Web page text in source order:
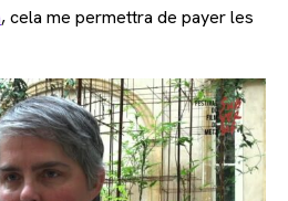
, cela me permettra de payer les